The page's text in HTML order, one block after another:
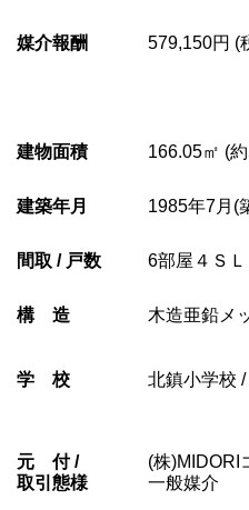
媒介報酬 579,150円 (
建物面積 166.05㎡ (
建築年月 1985年7月(
間取 / 戸数 6部屋４Ｓ
構造 木造亜鉛メ
学校 北鎮小学校
元 付 /
取引態様
(株)MIDORI
一般媒介